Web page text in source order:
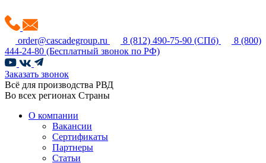
order@cascadegroup.ru 8 (812) 490-75-90 (СПб)
8 (800)
444-24-80 (Бесплатный звонок по РФ)
Заказать звонок
Всё для производства РВД
Во всех регионах Страны
О компании
Вакансии
Сертификаты
Партнеры
Статьи